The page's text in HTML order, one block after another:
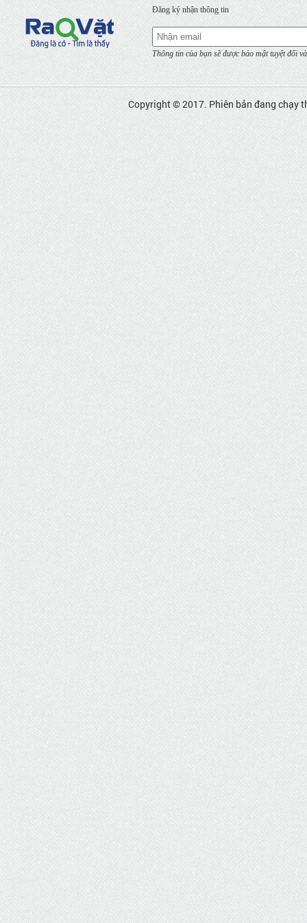
Đăng ký nhận thông tin
Thông tin của bạn sẽ được bảo mật tuyệt đối
Copyright © 2017. Phiên bản đang chạy